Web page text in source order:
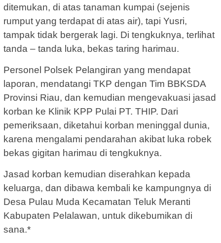
ditemukan, di atas tanaman kumpai (sejenis
rumput yang terdapat di atas air), tapi Yusri,
tampak tidak bergerak lagi. Di tengkuknya, terlihat
tanda – tanda luka, bekas taring harimau.
Personel Polsek Pelangiran yang mendapat
laporan, mendatangi TKP dengan Tim BBKSDA
Provinsi Riau, dan kemudian mengevakuasi jasad
korban ke Klinik KPP Pulai PT. THIP. Dari
pemeriksaan, diketahui korban meninggal dunia,
karena mengalami pendarahan akibat luka robek
bekas gigitan harimau di tengkuknya.
Jasad korban kemudian diserahkan kepada
keluarga, dan dibawa kembali ke kampungnya di
Desa Pulau Muda Kecamatan Teluk Meranti
Kabupaten Pelalawan, untuk dikebumikan di
sana.*